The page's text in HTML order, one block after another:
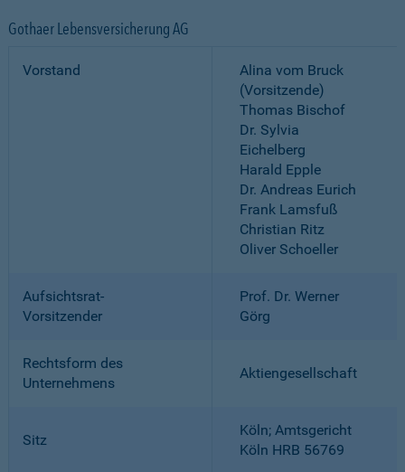
Gothaer Lebensversicherung AG
Vorstand
Alina vom Bruck
(Vorsitzende)
Thomas Bischof
Dr. Sylvia
Eichelberg
Harald Epple
Dr. Andreas Eurich
Frank Lamsfuß
Christian Ritz
Oliver Schoeller
Aufsichtsrat-
Vorsitzender
Prof. Dr. Werner
Görg
Rechtsform des
Unternehmens
Aktiengesellschaft
Sitz
Köln; Amtsgericht
Köln HRB 56769